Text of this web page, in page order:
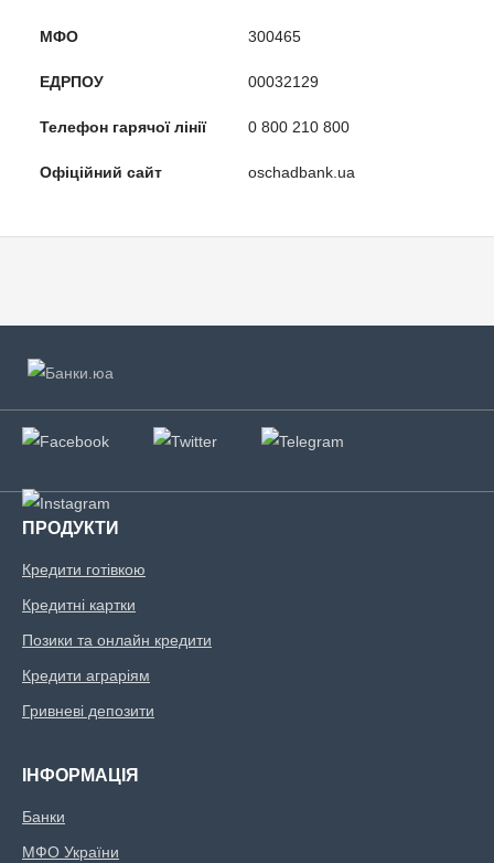
МФО 300465
ЕДРПОУ 00032129
Телефон гарячої лінії 0 800 210 800
Офіційний сайт oschadbank.ua
ПРОДУКТИ
Кредити готівкою
Кредитні картки
Позики та онлайн кредити
Кредити аграріям
Гривневі депозити
ІНФОРМАЦІЯ
Банки
МФО України